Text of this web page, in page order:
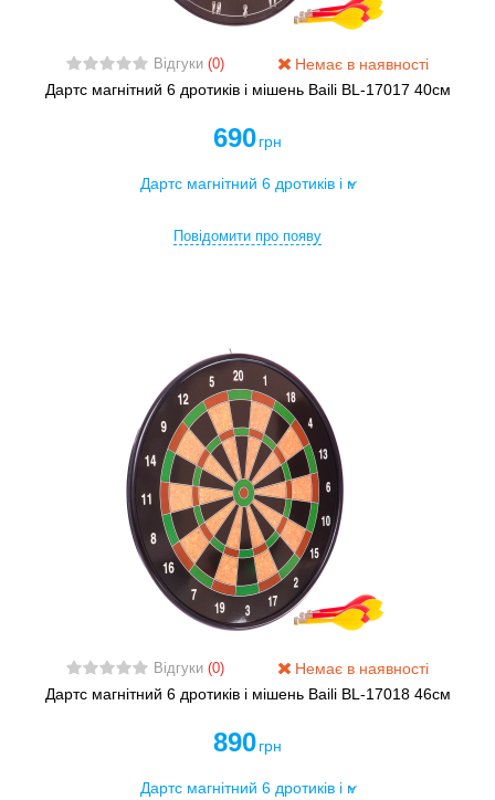
Відгуки(0)
Немає в наявності
Дартс магнітний 6 дротиків і мішень Baili BL-17017 40см
690 грн
Повідомити про появу
Відгуки(0)
Немає в наявності
Дартс магнітний 6 дротиків і мішень Baili BL-17018 46см
890 грн